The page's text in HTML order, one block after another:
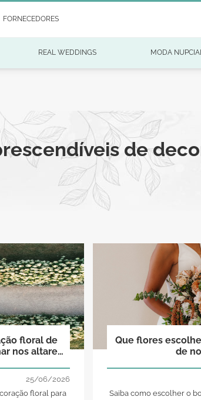
FORNECEDORES
REAL WEDDINGS MODA
de
floral de
nos altares
25/06/2026
floral para
Que flores
de
Saiba como escolher o